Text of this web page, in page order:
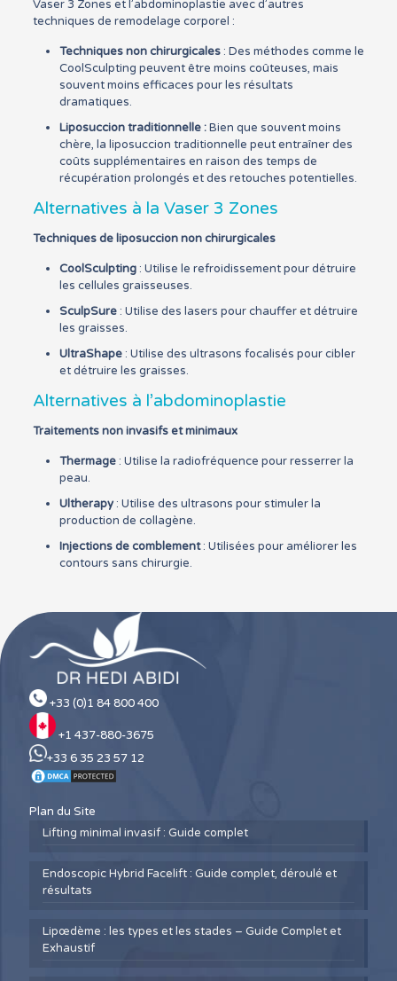
Vaser 3 Zones et l’abdominoplastie avec d’autres
techniques de remodelage corporel :
Techniques non chirurgicales: Des méthodes comme le
CoolSculpting peuvent être moins coûteuses, mais
souvent moins efficaces pour les résultats
dramatiques.
Liposuccion traditionnelle :Bien que souvent moins
chère, la liposuccion traditionnelle peut entraîner des
coûts supplémentaires en raison des temps de
récupération prolongés et des retouches potentielles.
Alternatives à la Vaser 3 Zones
Techniques de liposuccion non chirurgicales
CoolSculpting: Utilise le refroidissement pour détruire
les cellules graisseuses.
SculpSure: Utilise des lasers pour chauffer et détruire
les graisses.
UltraShape: Utilise des ultrasons focalisés pour cibler
et détruire les graisses.
Alternatives à l’abdominoplastie
Traitements non invasifs et minimaux
Thermage: Utilise la radiofréquence pour resserrer la
peau.
Ultherapy: Utilise des ultrasons pour stimuler la
production de collagène.
Injections de comblement: Utilisées pour améliorer les
contours sans chirurgie.
+33 (0)1 84 800 400
+1 437-880-3675
+33 6 35 23 57 12
Plan du Site
Lifting minimal invasif : Guide complet
Endoscopic Hybrid Facelift : Guide complet, déroulé et
résultats
Lipœdème : les types et les stades – Guide Complet et
Exhaustif